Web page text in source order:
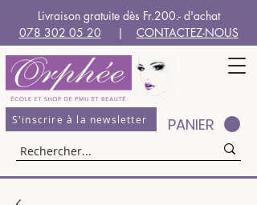
Livraison gratuite dès Fr.200.- d'achat
078 302 05 20 | CONTACTEZ-NOUS
S'inscrire à la newsletter PANIER